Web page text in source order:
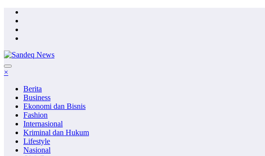
Skip
content
×
Berita
Business
Ekonomi dan Bisnis
Fashion
Internasional
Kriminal dan Hukum
Lifestyle
Nasional